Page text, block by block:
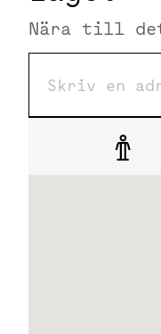
Fem minuters
ligger 15 minuters
Service
finns Eatery, en
Nära till